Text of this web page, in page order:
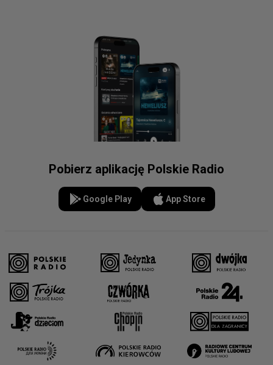
Pobierz aplikację Polskie Radio
Google Play App Store